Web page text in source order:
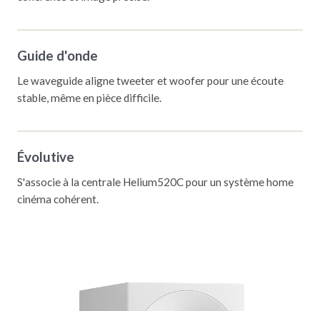
Guide d'onde
Le waveguide aligne tweeter et woofer pour une écoute
stable, même en pièce difficile.
Évolutive
S'associe à la centrale Helium520C pour un système home
cinéma cohérent.